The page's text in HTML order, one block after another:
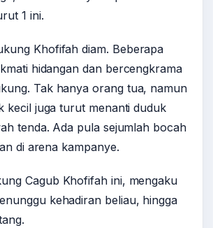
1 ini.
Khofifah diam. Beberapa
hidangan dan bercengkrama
Tak hanya orang tua, namun
kecil juga turut menanti duduk
tenda. Ada pula sejumlah bocah
di arena kampanye.
Cagub Khofifah ini, mengaku
kehadiran beliau, hingga